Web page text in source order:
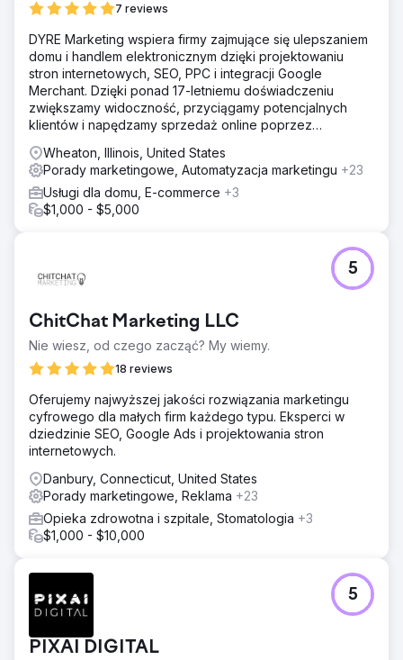
7 reviews
DYRE Marketing wspiera firmy zajmujące się ulepszaniem
domu i handlem elektronicznym dzięki projektowaniu
stron internetowych, SEO, PPC i integracji Google
Merchant. Dzięki ponad 17-letniemu doświadczeniu
zwiększamy widoczność, przyciągamy potencjalnych
klientów i napędzamy sprzedaż online poprzez
Wheaton, Illinois, United States
Porady marketingowe, Automatyzacja marketingu +23
Usługi dla domu, E-commerce +3
$1,000 - $5,000
ChitChat Marketing LLC
Nie wiesz, od czego zacząć? My wiemy.
18 reviews
5
Oferujemy najwyższej jakości rozwiązania marketingu
cyfrowego dla małych firm każdego typu. Eksperci w
dziedzinie SEO, Google Ads i projektowania stron
internetowych.
Danbury, Connecticut, United States
Porady marketingowe, Reklama +23
Opieka zdrowotna i szpitale, Stomatologia +3
$1,000 - $10,000
PIXAI DIGITAL
5